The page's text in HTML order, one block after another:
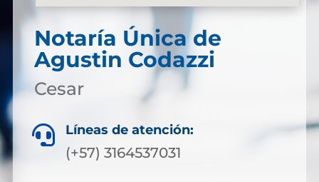
Notaría Única de
Agustin Codazzi
Cesar
 Líneas de atención:
(+57) 3164537031